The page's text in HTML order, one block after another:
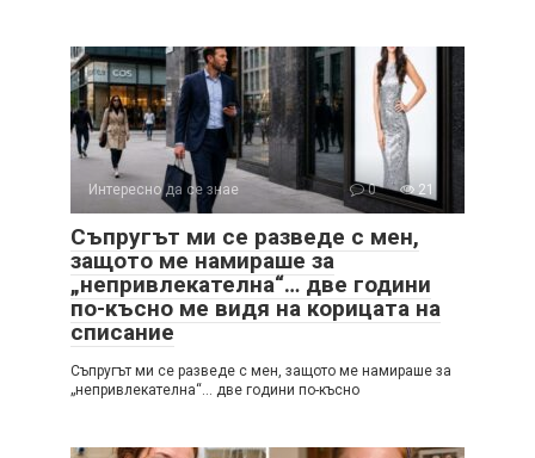
Интересно да се знае 0 21
Съпругът ми се разведе с мен,
защото ме намираше за
„непривлекателна“… две години
по-късно ме видя на корицата на
списание
Съпругът ми се разведе с мен, защото ме намираше за
„непривлекателна“… две години по-късно